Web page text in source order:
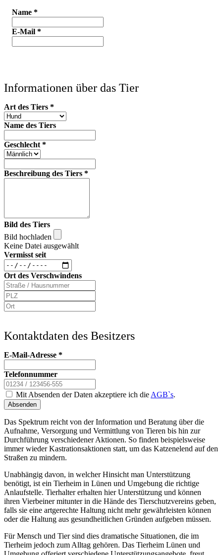
Name *
E-Mail *
Informationen über das Tier
Art des Tiers *
Name des Tiers
Geschlecht *
Beschreibung des Tiers *
Bild des Tiers
Bild hochladen
Keine Datei ausgewählt
Vermisst seit
Ort des Verschwindens
Kontaktdaten des Besitzers
E-Mail-Adresse *
Telefonnummer
Mit Absenden der Daten akzeptiere ich die AGB`s.
Absenden
Das Spektrum reicht von der Information und Beratung über die
Aufnahme, Versorgung und Vermittlung von Tieren bis hin zur
Durchführung verschiedener Aktionen. So finden beispielsweise
immer wieder Kastrationsaktionen statt, um das Katzenelend auf den
Straßen zu mindern.
Unabhängig davon, in welcher Hinsicht man Unterstützung
benötigt, ist ein Tierheim in Lünen und Umgebung die richtige
Anlaufstelle. Tierhalter erhalten hier Unterstützung und können
ihren Vierbeiner mitunter in die Hände des Tierschutzvereins geben,
falls sie eine artgerechte Haltung nicht mehr gewährleisten können
oder die Haltung aus gesundheitlichen Gründen aufgeben müssen.
Für Mensch und Tier sind dies dramatische Situationen, die im
Tierheim jedoch zum Alltag gehören. Das Tierheim Lünen und